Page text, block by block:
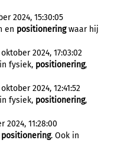
2024, 15:30:05
en positioneringwaar hij
2024, 17:03:02
fysiek, positionering,
2024, 12:41:52
fysiek, positionering,
11:28:00
positionering. Ook in